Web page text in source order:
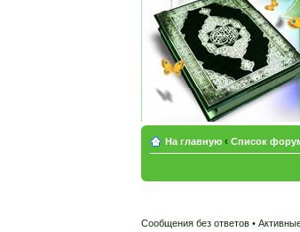
На главную ‹ Список
Сообщения без ответов •